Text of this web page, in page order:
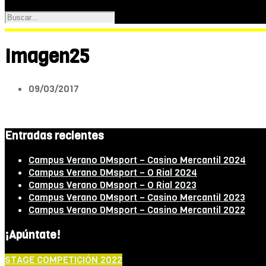
Imagen25
09/03/2017
Entradas recientes
Campus Verano DMsport – Casino Mercantil 2024
Campus Verano DMsport – O Rial 2024
Campus Verano DMsport – O Rial 2023
Campus Verano DMsport – Casino Mercantil 2023
Campus Verano DMsport – Casino Mercantil 2022
¡Apúntate!
STAGE COMPETICIÓN 2022